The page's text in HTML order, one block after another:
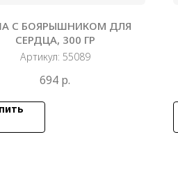
С БОЯРЫШНИКОМ ДЛЯ
СЕРДЦА, 300 ГР
Артикул: 55089
694 р.